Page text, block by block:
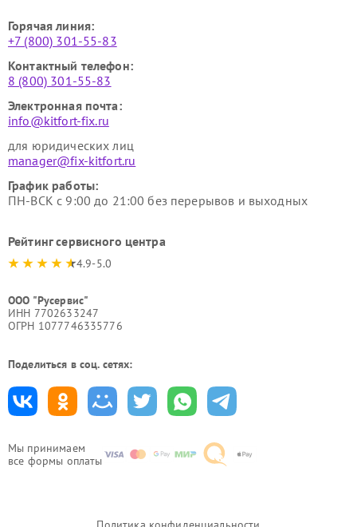
Мы принимаем
все формы оплаты
Горячая линия:
+7 (800) 301-55-83
Контактный телефон:
8 (800) 301-55-83
Электронная почта:
info@kitfort-fix.ru
для юридических лиц
manager@fix-kitfort.ru
График работы:
ПН-ВСК с 9:00 до 21:00 без перерывов и выходных
Рейтинг сервисного центра
4.9-5.0
ООО "Русервис"
ИНН 7702633247
ОГРН 1077746335776
Поделиться в соц. сетях: